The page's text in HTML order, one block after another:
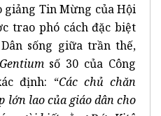
Tin Mừng của Hội
trao phó cách đặc biệt
sống giữa trần thế,
số 30 của Công
định: “Các chủ chăn
lớn lao của giáo dân cho